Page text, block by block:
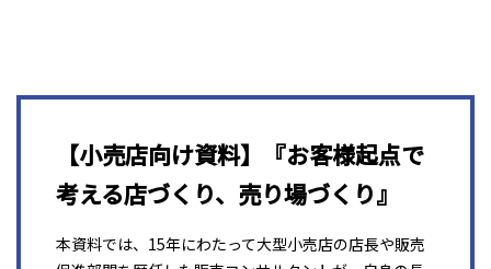
【小売店向け資料】『お客様起点で
考える店づくり、売り場づくり』
本資料では、15年にわたって大型小売店の店長や販売